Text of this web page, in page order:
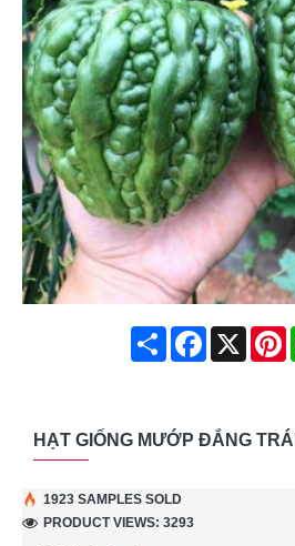
ShareFacebook
X
HẠT GIỐNG MƯỚP ĐẮNG
1923 SAMPLES SOLD
PRODUCT VIEWS: 3293